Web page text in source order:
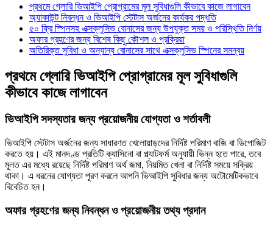
প্রথমে গ্লোরি ভিআইপি প্রোগ্রামের মূল সুবিধাগুলি কীভাবে কাজে লাগাবেন
অ্যাকাউন্ট নিবন্ধন ও ভিআইপি স্টেটাস অর্জনের কার্যকর পদ্ধতি
৫০ ফ্রি স্পিনসহ এক্সক্লুসিভ বোনাসের জন্য উপযুক্ত সময় ও পরিস্থিতি নির্ণয়
অফার গ্রহণের জন্য বিশেষ কিছু কৌশল ও প্রক্রিয়া
অতিরিক্ত সুবিধা ও অন্যান্য বোনাসের সাথে এক্সক্লুসিভ স্পিনের সমন্বয়
প্রথমে গ্লোরি ভিআইপি প্রোগ্রামের মূল সুবিধাগুলি
কীভাবে কাজে লাগাবেন
ভিআইপি সদস্যতার জন্য প্রয়োজনীয় যোগ্যতা ও শর্তাবলী
ভিআইপি স্টেটাস অর্জনের জন্য সাধারণত খেলোয়াড়দের নির্দিষ্ট পরিমাণ বাজি বা ডিপোজিট
করতে হয়। এই মানদণ্ড প্রতিটি ক্যাসিনো বা প্ল্যাটফর্ম অনুযায়ী ভিন্ন হতে পারে, তবে
মূলত এর মধ্যে রয়েছে নির্দিষ্ট পরিমাণ অর্থ জমা, নিয়মিত খেলা বা নির্দিষ্ট সময়ে সক্রিয়
থাকা। এ ধরনের যোগ্যতা পূরণ করলে আপনি ভিআইপি সুবিধার জন্য অটোমেটিকভাবে
বিবেচিত হন।
অফার গ্রহণের জন্য নিবন্ধন ও প্রয়োজনীয় তথ্য প্রদান